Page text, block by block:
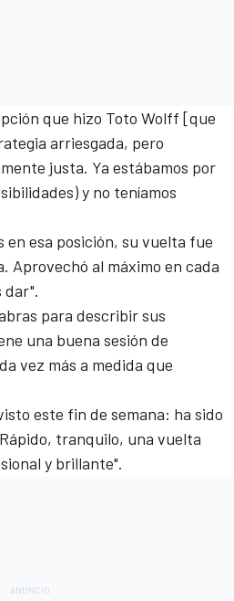
que hizo Toto Wolff [que
arriesgada, pero
justa. Ya estábamos por
y no teníamos
en esa posición, su vuelta fue
Aprovechó al máximo en cada
dar".
para describir sus
una buena sesión de
vez más a medida que
este fin de semana: ha sido
tranquilo, una vuelta
y brillante".